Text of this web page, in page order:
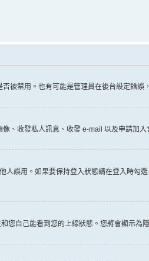
被禁用。也有可能是管理員在後台設定錯誤
收發私人訊息、收發 e-mail 以及申請加
誤用。如果要保持登入狀態請在登入時勾
您自己能看到您的上線狀態。您將會顯示為